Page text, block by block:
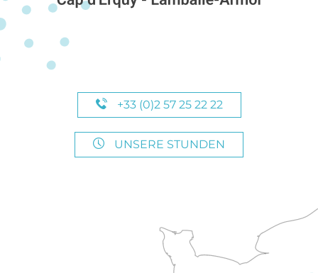
+33 (0)2 57 25 22 22
UNSERE STUNDEN